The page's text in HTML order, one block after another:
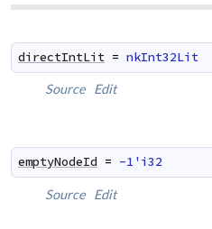
directIntLit = nkInt32Lit
Source Edit
emptyNodeId = -1'i32
Source Edit